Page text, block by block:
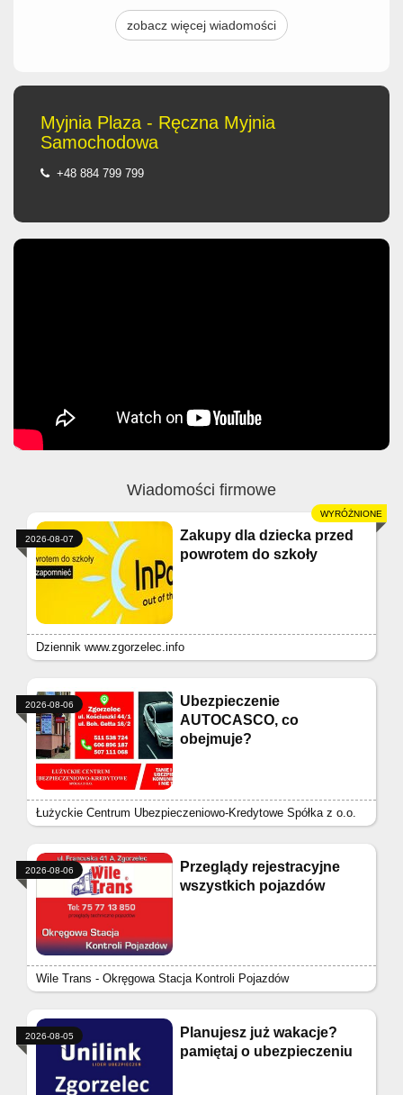
zobacz więcej wiadomości
Myjnia Plaza - Ręczna Myjnia
Samochodowa
+48 884 799 799
Wiadomości firmowe
Zakupy dla dziecka przed
powrotem do szkoły
Dziennik www.zgorzelec.info
2026-08-07
Ubezpieczenie
AUTOCASCO, co
obejmuje?
Łużyckie Centrum Ubezpieczeniowo-Kredytowe Spółka z o.o.
2026-08-06
Przeglądy rejestracyjne
wszystkich pojazdów
Wile Trans - Okręgowa Stacja Kontroli Pojazdów
2026-08-06
Planujesz już wakacje?
pamiętaj o ubezpieczeniu
2026-08-05